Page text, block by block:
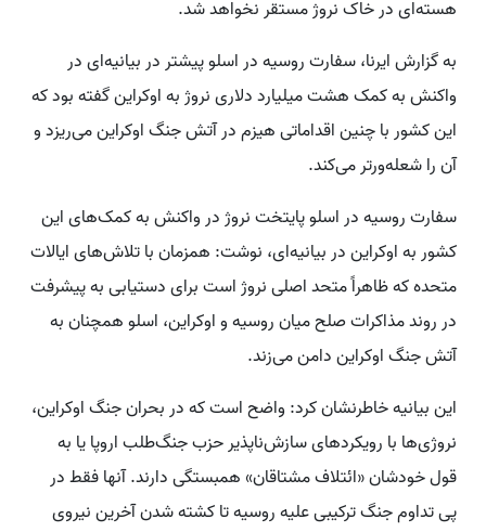
هسته‌ای در خاک نروژ مستقر نخواهد شد.
به گزارش ایرنا، سفارت روسیه در اسلو پیشتر در بیانیه‌ای در
واکنش به کمک هشت میلیارد دلاری نروژ به اوکراین گفته بود که
این کشور با چنین اقداماتی هیزم در آتش جنگ اوکراین می‌ریزد و
آن را شعله‌ورتر می‌کند.
سفارت روسیه در اسلو پایتخت نروژ در واکنش به کمک‌های این
کشور به اوکراین در بیانیه‌ای، نوشت: همزمان با تلاش‌های ایالات
متحده که ظاهراً متحد اصلی نروژ است برای دستیابی به پیشرفت
در روند مذاکرات صلح میان روسیه و اوکراین، اسلو همچنان به
آتش جنگ اوکراین دامن می‌زند.
این بیانیه خاطرنشان کرد: واضح است که در بحران جنگ اوکراین،
نروژی‌ها با رویکردهای سازش‌ناپذیر حزب جنگ‌طلب اروپا یا به
قول خودشان «ائتلاف مشتاقان» همبستگی دارند. آنها فقط در
پی تداوم جنگ ترکیبی علیه روسیه تا کشته شدن آخرین نیروی